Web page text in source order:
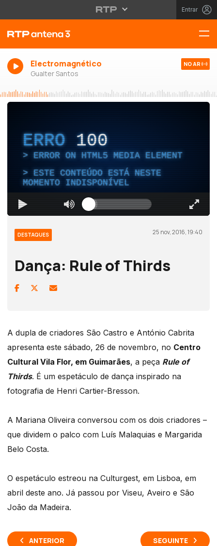
Entrar
Electromagnético
Gualter Santos
NO AR
ERRO 100
ERROR ON HTML5 MEDIA ELEMENT
ESTE CONTEÚDO ESTÁ NESTE
MOMENTO INDISPONÍVEL
DESTAQUES 25 nov, 2016, 19:40
Dança: Rule of Thirds
A dupla de criadores São Castro e António Cabrita
apresenta este sábado, 26 de novembro, no Centro
Cultural Vila Flor, em Guimarães, a peça Rule of
Thirds. É um espetáculo de dança inspirado na
fotografia de Henri Cartier-Bresson.
A Mariana Oliveira conversou com os dois criadores –
que dividem o palco com Luís Malaquias e Margarida
Belo Costa.
O espetáculo estreou na Culturgest, em Lisboa, em
abril deste ano. Já passou por Viseu, Aveiro e São
João da Madeira.
ANTERIOR SEGUINTE